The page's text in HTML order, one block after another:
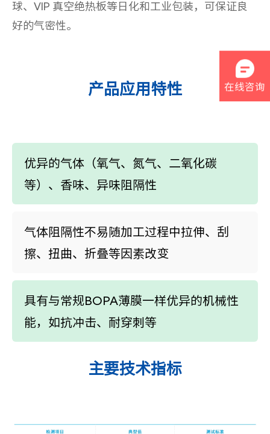
球、VIP 真空绝热板等日化和工业包装，可保证良
好的气密性。
产品应用特性
优异的气体（氧气、氮气、二氧化碳
等）、香味、异味阻隔性
气体阻隔性不易随加工过程中拉伸、刮
擦、扭曲、折叠等因素改变
具有与常规BOPA薄膜一样优异的机械性
能，如抗冲击、耐穿刺等
主要技术指标
在线咨询